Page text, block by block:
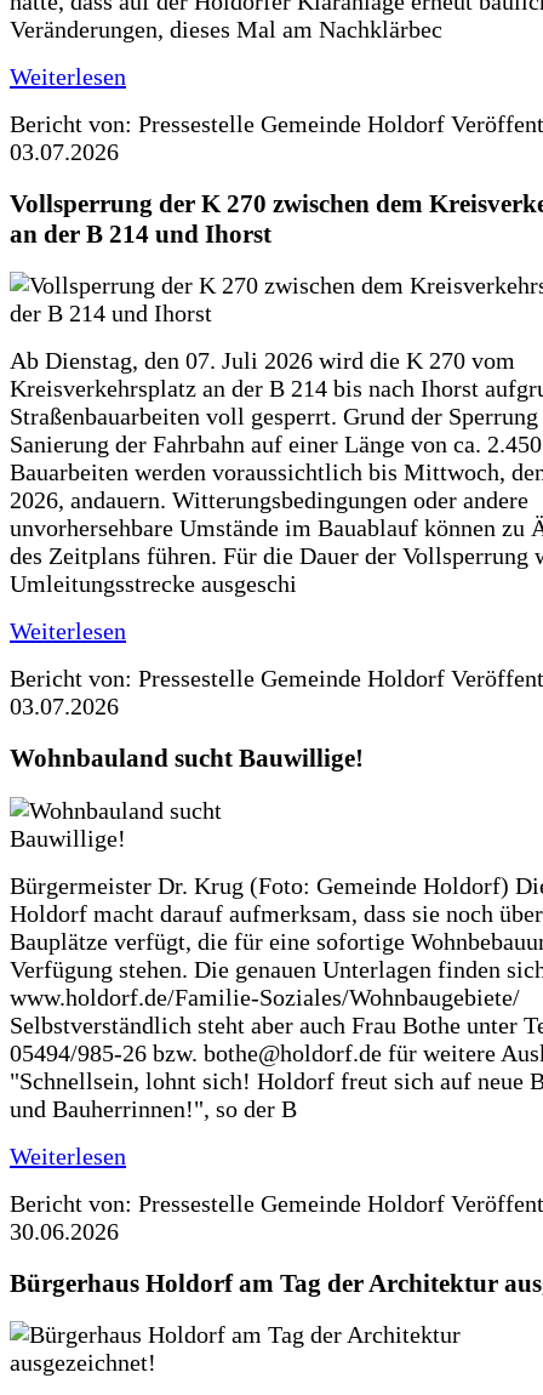
Veränderungen, dieses Mal am Nachklärbec
Weiterlesen
Bericht von: Pressestelle Gemeinde Holdorf
03.07.2026
Vollsperrung der K 270 zwischen dem
an der B 214 und Ihorst
Ab Dienstag, den 07. Juli 2026 wird die K 270 vom
Kreisverkehrsplatz an der B 214 bis nach Ihorst
Straßenbauarbeiten voll gesperrt. Grund der
Sanierung der Fahrbahn auf einer Länge von ca.
Bauarbeiten werden voraussichtlich bis Mittwoch,
2026, andauern. Witterungsbedingungen oder andere
unvorhersehbare Umstände im Bauablauf können zu
des Zeitplans führen. Für die Dauer der Vollsperrung
Umleitungsstrecke ausgeschi
Weiterlesen
Bericht von: Pressestelle Gemeinde Holdorf
03.07.2026
Wohnbauland sucht Bauwillige!
Bürgermeister Dr. Krug (Foto: Gemeinde Holdorf)
Holdorf macht darauf aufmerksam, dass sie noch
Bauplätze verfügt, die für eine sofortige
Verfügung stehen. Die genauen Unterlagen finden
www.holdorf.de/Familie-Soziales/Wohnbaugebiete/
Selbstverständlich steht aber auch Frau Bothe unter
05494/985-26 bzw. bothe@holdorf.de für weitere
"Schnellsein, lohnt sich! Holdorf freut sich auf neue
und Bauherrinnen!", so der B
Weiterlesen
Bericht von: Pressestelle Gemeinde Holdorf
30.06.2026
Bürgerhaus Holdorf am Tag der Architektur